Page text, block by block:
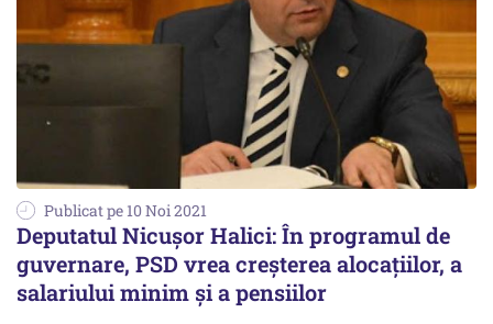
Publicat pe 10 Noi 2021
Deputatul Nicușor Halici: În programul de
guvernare, PSD vrea creșterea alocațiilor, a
salariului minim și a pensiilor